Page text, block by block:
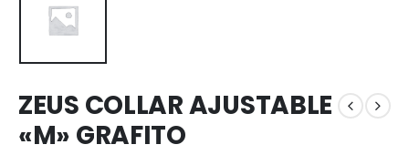
ZEUS COLLAR AJUSTABLE
«M» GRAFITO